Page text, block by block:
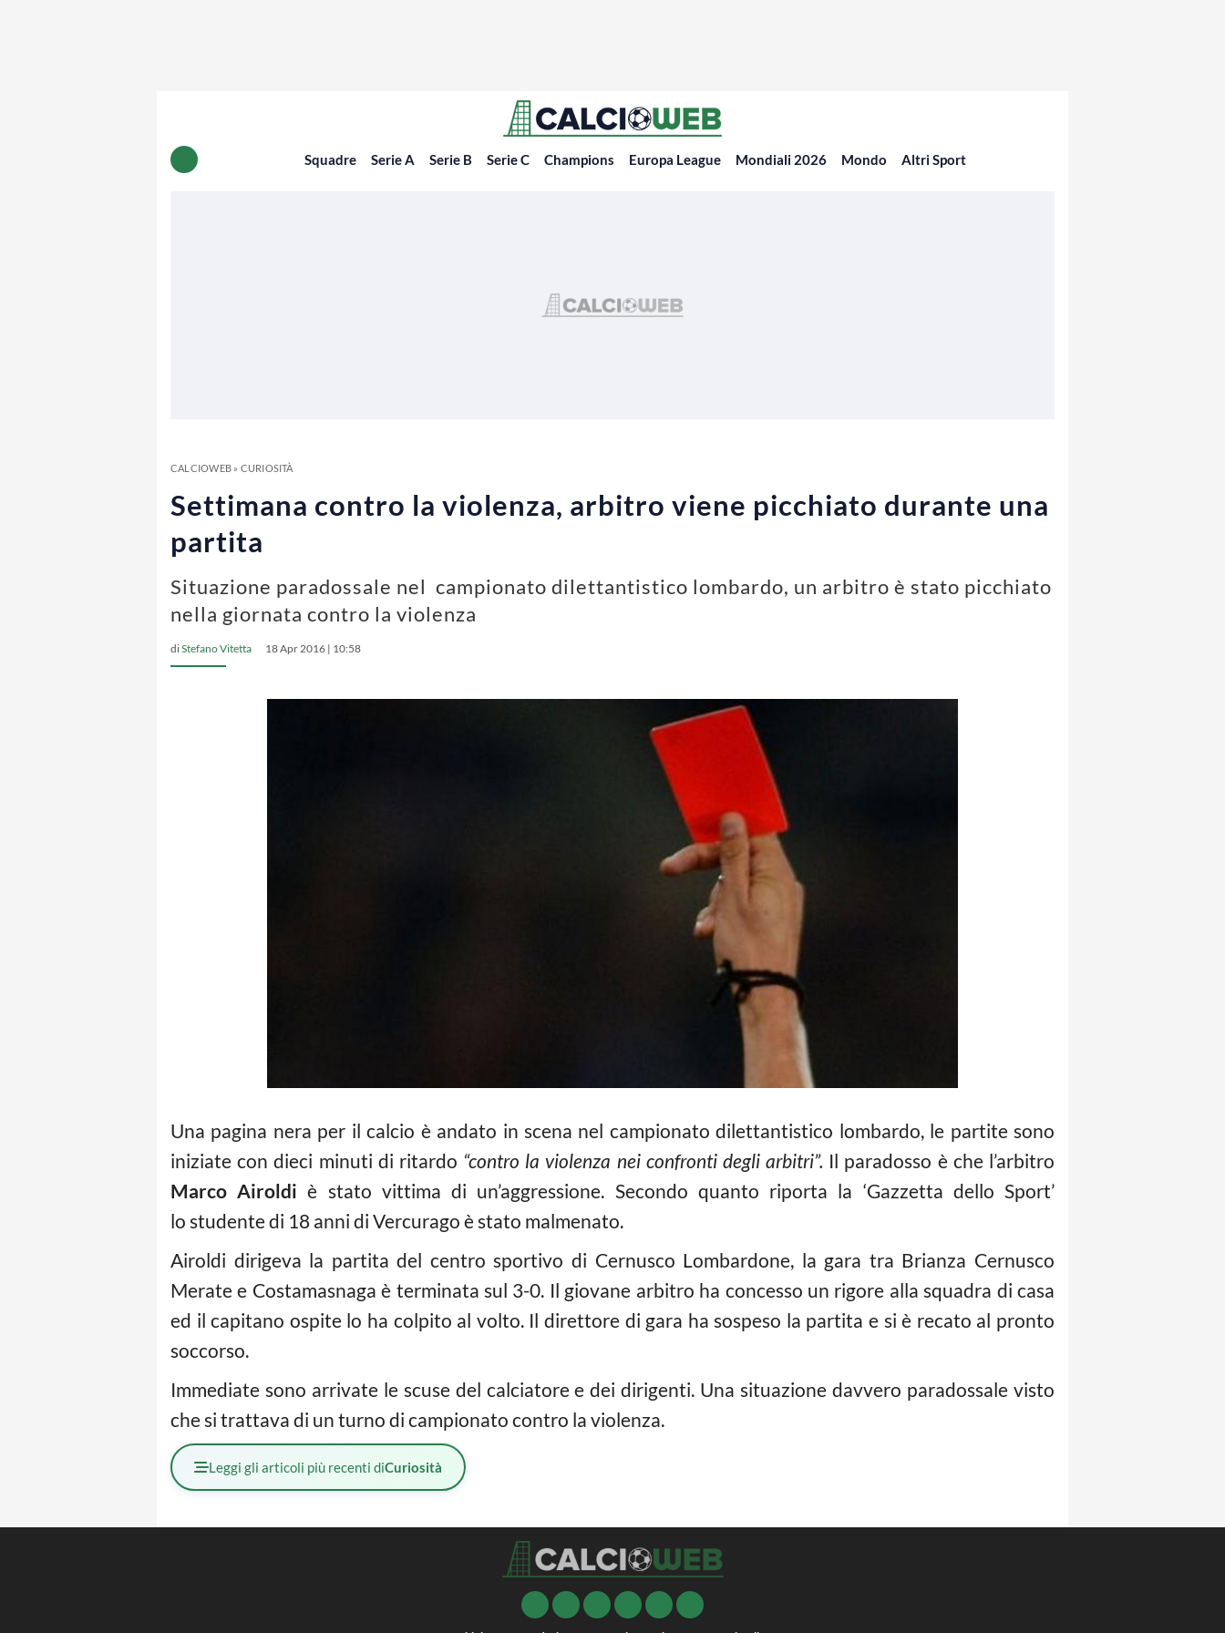
Squadre Serie A Serie B Serie C Champions Europa League Mondiali 2026 Mondo Altri Sport
CALCIOWEB» CURIOSITÀ
Settimana contro la violenza, arbitro viene picchiato durante una
partita
Situazione paradossale nel campionato dilettantistico lombardo, un arbitro è stato picchiato
nella giornata contro la violenza
diStefano Vitetta 18 Apr 2016 | 10:58
Una pagina nera per il calcio è andato in scena nel campionato dilettantistico lombardo, le partite sono
iniziate con dieci minuti di ritardo “contro la violenza nei confronti degli arbitri”. Il paradosso è che l’arbitro
Marco Airoldi è stato vittima di un’aggressione. Secondo quanto riporta la ‘Gazzetta dello Sport’
lo studente di 18 anni di Vercurago è stato malmenato.
Airoldi dirigeva la partita del centro sportivo di Cernusco Lombardone, la gara tra Brianza Cernusco
Merate e Costamasnaga è terminata sul 3-0. Il giovane arbitro ha concesso un rigore alla squadra di casa
ed il capitano ospite lo ha colpito al volto. Il direttore di gara ha sospeso la partita e si è recato al pronto
soccorso.
Immediate sono arrivate le scuse del calciatore e dei dirigenti. Una situazione davvero paradossale visto
che si trattava di un turno di campionato contro la violenza.
Leggi gli articoli più recenti diCuriosità